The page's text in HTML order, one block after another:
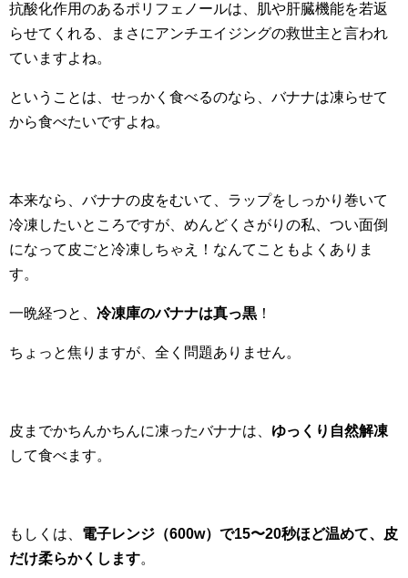
抗酸化作用のあるポリフェノールは、肌や肝臓機能を若返
らせてくれる、まさにアンチエイジングの救世主と言われ
ていますよね。
ということは、せっかく食べるのなら、バナナは凍らせて
から食べたいですよね。
本来なら、バナナの皮をむいて、ラップをしっかり巻いて
冷凍したいところですが、めんどくさがりの私、つい面倒
になって皮ごと冷凍しちゃえ！なんてこともよくありま
す。
一晩経つと、 冷凍庫のバナナは真っ黒 ！
ちょっと焦りますが、全く問題ありません。
皮までかちんかちんに凍ったバナナは、 ゆっくり自然解凍
して食べます。
もしくは、 電子レンジ（600w）で15〜20秒ほど温めて、皮
だけ柔らかくします。